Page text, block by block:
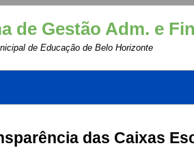
de Gestão Adm. e
de Educação de Belo Horizonte
das Caixas